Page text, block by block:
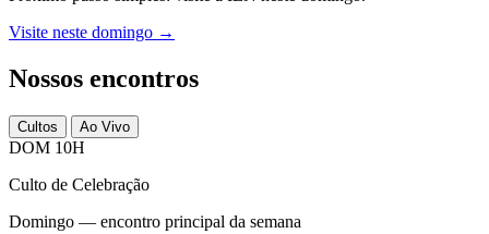
Visite neste domingo →
Nossos encontros
Cultos Ao Vivo
DOM 10H
Culto de Celebração
Domingo — encontro principal da semana